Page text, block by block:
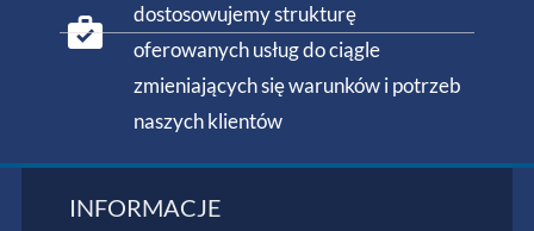
dostosowujemy strukturę
oferowanych usług do ciągle
zmieniających się warunków i potrzeb
naszych klientów
INFORMACJE